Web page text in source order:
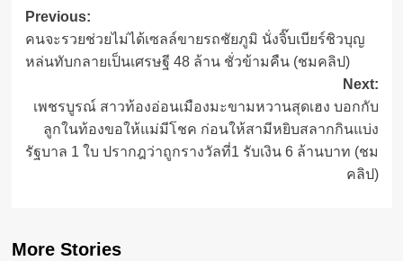
Post
navigation
Previous:
คนจะรวยช่วยไม่ได้เซลล์ขายรถชัยภูมิ นั่งจิ๊บเบียร์ชิวบุญ
หล่นทับกลายเป็นเศรษฐี 48 ล้าน ชั่วข้ามคืน (ชมคลิป)
Next:
เพชรบูรณ์ สาวท้องอ่อนเมืองมะขามหวานสุดเฮง บอกกับ
ลูกในท้องขอให้แม่มีโชค ก่อนให้สามีหยิบสลากกินแบ่ง
รัฐบาล 1 ใบ ปรากฎว่าถูกรางวัลที่1 รับเงิน 6 ล้านบาท (ชม
คลิป)
More Stories